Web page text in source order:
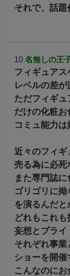
それで、話題
10 名無しの王
フィギュア
レベルの差
ただフィギ
だけの化粧
コミュ能力
近々のフィギ
売る為に必死
また専門誌
ゴリゴリに
を演るんだ
どれもこれ
妄想とプライ
それぞれ事業
ショーを開
こんなのに